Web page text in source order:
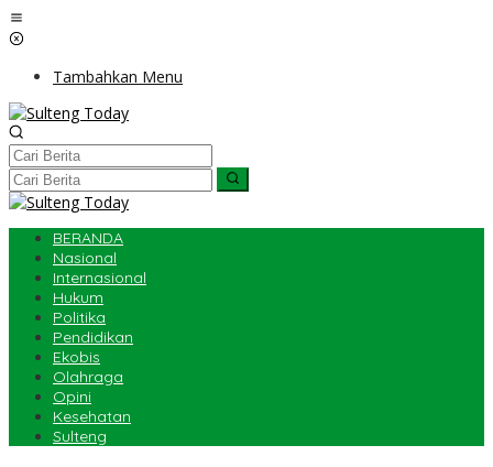
Lewati
ke
Tambahkan Menu
BERANDA
Nasional
Internasional
Hukum
Politika
Pendidikan
Ekobis
Olahraga
Opini
Kesehatan
Sulteng